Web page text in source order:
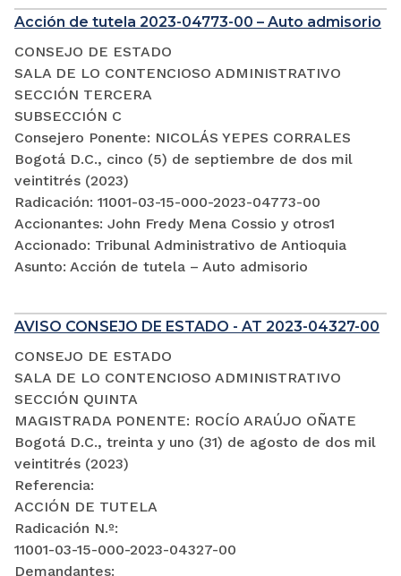
Acción de tutela 2023-04773-00 – Auto admisorio
CONSEJO DE ESTADO
SALA DE LO CONTENCIOSO ADMINISTRATIVO
SECCIÓN TERCERA
SUBSECCIÓN C
Consejero Ponente: NICOLÁS YEPES CORRALES
Bogotá D.C., cinco (5) de septiembre de dos mil
veintitrés (2023)
Radicación: 11001-03-15-000-2023-04773-00
Accionantes: John Fredy Mena Cossio y otros1
Accionado: Tribunal Administrativo de Antioquia
Asunto: Acción de tutela – Auto admisorio
AVISO CONSEJO DE ESTADO - AT 2023-04327-00
CONSEJO DE ESTADO
SALA DE LO CONTENCIOSO ADMINISTRATIVO
SECCIÓN QUINTA
MAGISTRADA PONENTE: ROCÍO ARAÚJO OÑATE
Bogotá D.C., treinta y uno (31) de agosto de dos mil
veintitrés (2023)
Referencia:
ACCIÓN DE TUTELA
Radicación N.º:
11001-03-15-000-2023-04327-00
Demandantes: